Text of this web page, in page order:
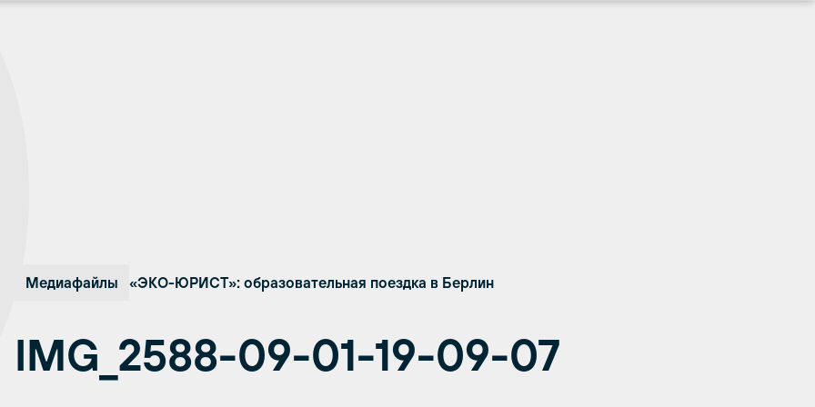
Медиафайлы «ЭКО-ЮРИСТ»: образовательная поездка в Берлин
IMG_2588-09-01-19-09-07